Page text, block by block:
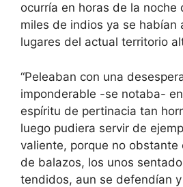
ocurría en horas de la noche
miles de indios ya se habían
lugares del actual territorio
“Peleaban con una
imponderable -se notaba-
espíritu de pertinacia tan
luego pudiera servir de
valiente, porque no obstante
de balazos, los unos
tendidos, aun se defendían